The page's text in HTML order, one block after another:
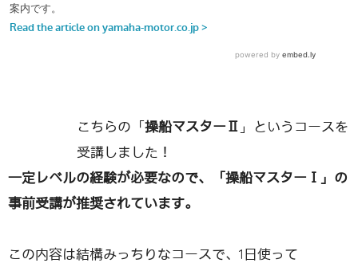
こちらの「操船マスターⅡ 」というコースを
受講しました！
一定レベルの経験が必要なので、「操船マスターⅠ」の
事前受講が推奨されています。
この内容は結構みっちりなコースで、1日使って